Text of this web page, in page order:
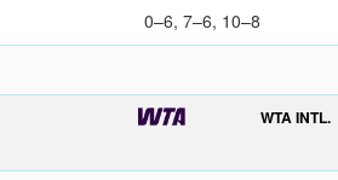
0–6, 7–6, 10–8
WTA INTL.